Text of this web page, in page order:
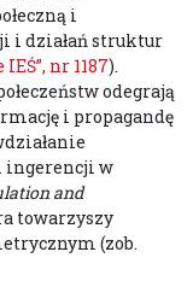
i
i działań struktur
nr 1187).
odegrają
i propagandę
ingerencji w
and
towarzyszy
(zob.